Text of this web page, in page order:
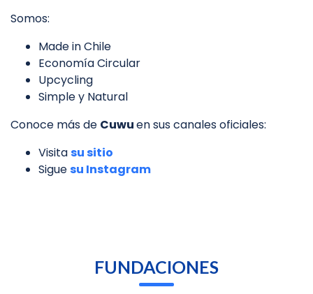
Somos:
Made in Chile
Economía Circular
Upcycling
Simple y Natural
Conoce más de Cuwuen sus canales oficiales:
Visitasu sitio
Siguesu Instagram
FUNDACIONES